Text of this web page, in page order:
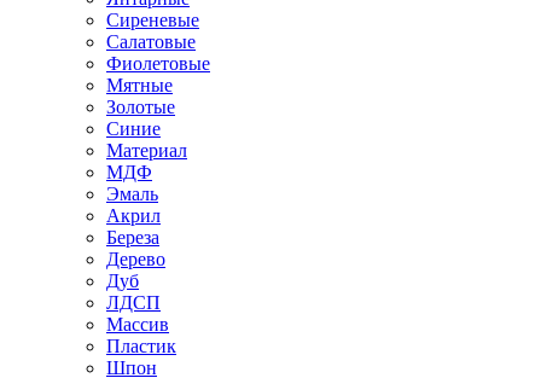
Сиреневые
Салатовые
Фиолетовые
Мятные
Золотые
Синие
Материал
МДФ
Эмаль
Акрил
Береза
Дерево
Дуб
ЛДСП
Массив
Пластик
Шпон